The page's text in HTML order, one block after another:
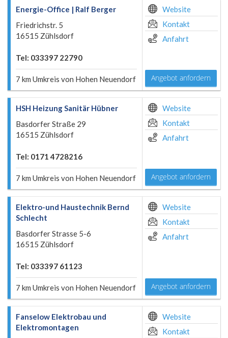
Energie-Office | Ralf Berger
Friedrichstr. 5
16515 Zühlsdorf
Tel: 033397 22790
7 km Umkreis von Hohen Neuendorf
Website
Kontakt
Anfahrt
Angebot anfordern
HSH Heizung Sanitär Hübner
Basdorfer Straße 29
16515 Zühlsdorf
Tel: 0171 4728216
7 km Umkreis von Hohen Neuendorf
Website
Kontakt
Anfahrt
Angebot anfordern
Elektro-und Haustechnik Bernd
Schlecht
Basdorfer Strasse 5-6
16515 Zühlsdorf
Tel: 033397 61123
7 km Umkreis von Hohen Neuendorf
Website
Kontakt
Anfahrt
Angebot anfordern
Fanselow Elektrobau und
Elektromontagen
Website
Kontakt